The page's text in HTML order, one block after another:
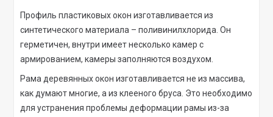
Профиль пластиковых окон изготавливается из
синтетического материала – поливинилхлорида. Он
герметичен, внутри имеет несколько камер с
армированием, камеры заполняются воздухом.
Рама деревянных окон изготавливается не из массива,
как думают многие, а из клееного бруса. Это необходимо
для устранения проблемы деформации рамы из-за